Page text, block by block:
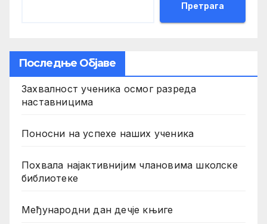
Претрага
Последње Објаве
Захвалност ученика осмог разреда
наставницима
Поносни на успехе наших ученика
Похвала најактивнијим члановима школске
библиотеке
Међународни дан дечје књиге